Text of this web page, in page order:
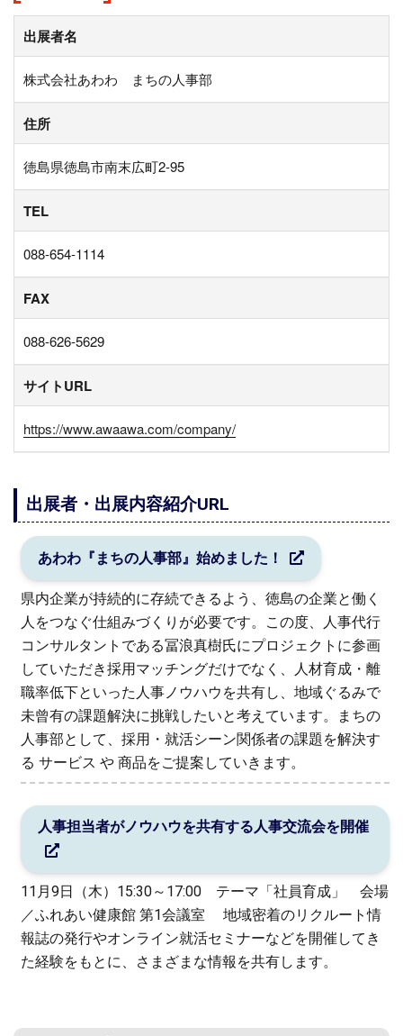
出展者名
株式会社あわわ まちの人事部
住所
徳島県徳島市南末広町2-95
TEL
088-654-1114
FAX
088-626-5629
サイトURL
https://www.awaawa.com/company/
出展者・出展内容紹介URL
あわわ『まちの人事部』始めました！
県内企業が持続的に存続できるよう、徳島の企業と働く
人をつなぐ仕組みづくりが必要です。この度、人事代行
コンサルタントである冨浪真樹氏にプロジェクトに参画
していただき採用マッチングだけでなく、人材育成・離
職率低下といった人事ノウハウを共有し、地域ぐるみで
未曾有の課題解決に挑戦したいと考えています。まちの
人事部として、採用・就活シーン関係者の課題を解決す
る サービス や 商品をご提案していきます。
人事担当者がノウハウを共有する人事交流会を開催
11月9日（木）15:30～17:00 テーマ「社員育成」 会場
／ふれあい健康館 第1会議室 地域密着のリクルート情
報誌の発行やオンライン就活セミナーなどを開催してき
た経験をもとに、さまざまな情報を共有します。